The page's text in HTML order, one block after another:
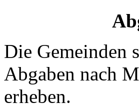
Die Gemeinden
Abgaben nach
erheben.